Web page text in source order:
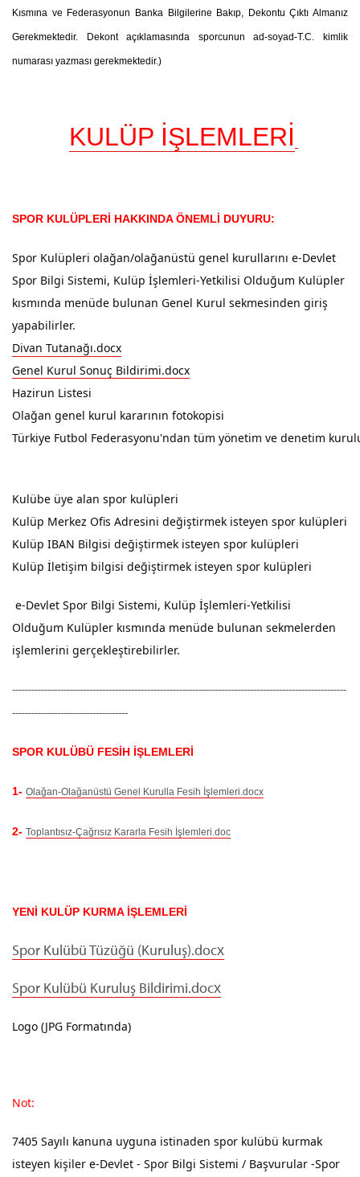
Kısmına ve Federasyonun Banka Bilgilerine Bakıp, Dekontu Çıktı Almanız
Gerekmektedir. Dekont açıklamasında sporcunun ad-soyad-T.C. kimlik
numarası yazması gerekmektedir.)
KULÜP İŞLEMLERİ
SPOR KULÜPLERİ HAKKINDA ÖNEMLİ DUYURU:
Spor Kulüpleri olağan/olağanüstü genel kurullarını e-Devlet
Spor Bilgi Sistemi, Kulüp İşlemleri-Yetkilisi Olduğum Kulüpler
kısmında menüde bulunan Genel Kurul sekmesinden giriş
yapabilirler.
Divan Tutanağı.docx
Genel Kurul Sonuç Bildirimi.docx
Hazirun Listesi
Olağan genel kurul kararının fotokopisi
Türkiye Futbol Federasyonu'ndan tüm yönetim ve denetim kurulu
Kulübe üye alan spor kulüpleri
Kulüp Merkez Ofis Adresini değiştirmek isteyen spor kulüpleri
Kulüp IBAN Bilgisi değiştirmek isteyen spor kulüpleri
Kulüp İletişim bilgisi değiştirmek isteyen spor kulüpleri
e-Devlet Spor Bilgi Sistemi, Kulüp İşlemleri-Yetkilisi
Olduğum Kulüpler kısmında menüde bulunan sekmelerden
işlemlerini gerçekleştirebilirler.
--------------------------------------------------------------------------------------------------------
------------------------------------
SPOR KULÜBÜ FESİH İŞLEMLERİ
1- Olağan-Olağanüstü Genel Kurulla Fesih İşlemleri.docx
2- Toplantısız-Çağrısız Kararla Fesih İşlemleri.doc
YENİ KULÜP KURMA İŞLEMLERİ
Spor Kulübü Tüzüğü (Kuruluş).docx
Spor Kulübü Kuruluş Bildirimi.docx
Logo (JPG Formatında)
Not:
7405 Sayılı kanuna uyguna istinaden spor kulübü kurmak
isteyen kişiler e-Devlet - Spor Bilgi Sistemi / Başvurular -Spor